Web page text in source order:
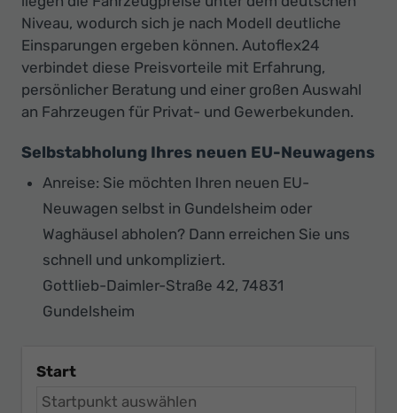
Niveau, wodurch sich je nach Modell deutliche
Einsparungen ergeben können. Autoflex24
verbindet diese Preisvorteile mit Erfahrung,
persönlicher Beratung und einer großen Auswahl
an Fahrzeugen für Privat- und Gewerbekunden.
Selbstabholung Ihres neuen EU-Neuwagens
Anreise: Sie möchten Ihren neuen EU-
Neuwagen selbst in Gundelsheim oder
Waghäusel abholen? Dann erreichen Sie uns
schnell und unkompliziert.
Gottlieb-Daimler-Straße 42, 74831
Gundelsheim
Start